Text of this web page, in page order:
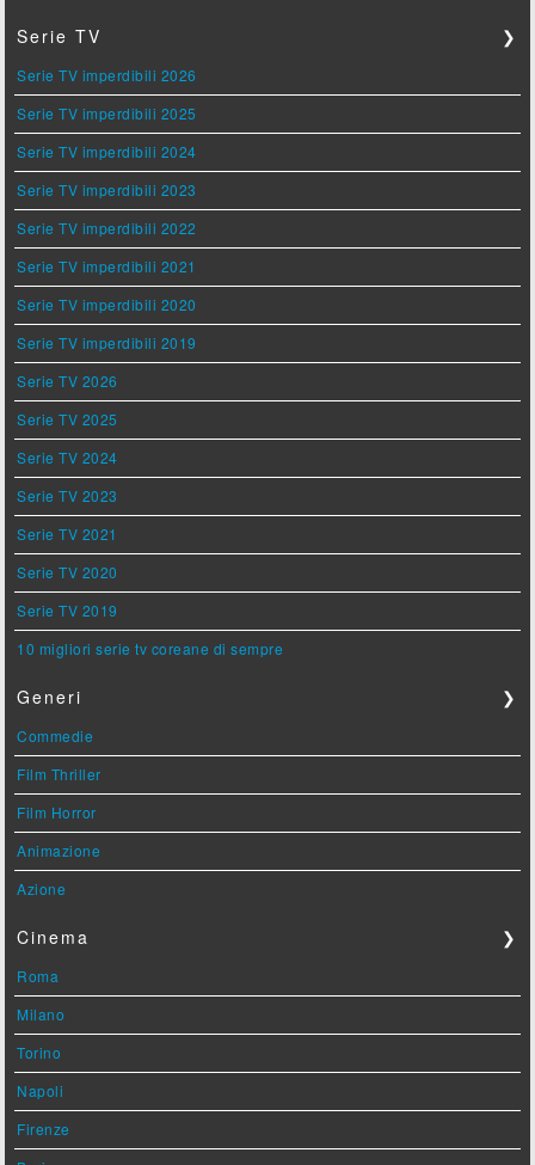
Serie TV ❯
Serie TV imperdibili 2026
Serie TV imperdibili 2025
Serie TV imperdibili 2024
Serie TV imperdibili 2023
Serie TV imperdibili 2022
Serie TV imperdibili 2021
Serie TV imperdibili 2020
Serie TV imperdibili 2019
Serie TV 2026
Serie TV 2025
Serie TV 2024
Serie TV 2023
Serie TV 2021
Serie TV 2020
Serie TV 2019
10 migliori serie tv coreane di sempre
Generi ❯
Commedie
Film Thriller
Film Horror
Animazione
Azione
Cinema ❯
Roma
Milano
Torino
Napoli
Firenze